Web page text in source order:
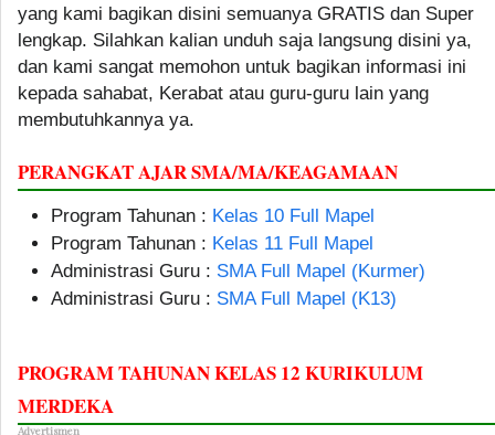
yang kami bagikan disini semuanya GRATIS dan Super
lengkap. Silahkan kalian unduh saja langsung disini ya,
dan kami sangat memohon untuk bagikan informasi ini
kepada sahabat, Kerabat atau guru-guru lain yang
membutuhkannya ya.
PERANGKAT AJAR SMA/MA/KEAGAMAAN
Program Tahunan : Kelas 10 Full Mapel
Program Tahunan : Kelas 11 Full Mapel
Administrasi Guru : SMA Full Mapel (Kurmer)
Administrasi Guru : SMA Full Mapel (K13)
PROGRAM TAHUNAN KELAS 12 KURIKULUM
MERDEKA
Advertismen